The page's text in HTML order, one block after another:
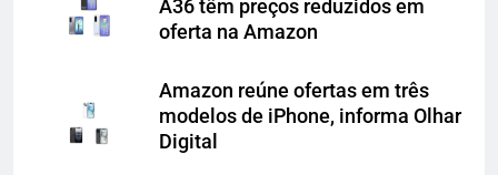
A36 têm preços reduzidos em
oferta na Amazon
Amazon reúne ofertas em três
modelos de iPhone, informa Olhar
Digital